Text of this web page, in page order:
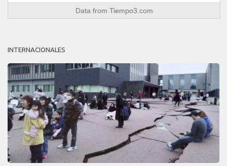
Data from Tiempo3.com
INTERNACIONALES